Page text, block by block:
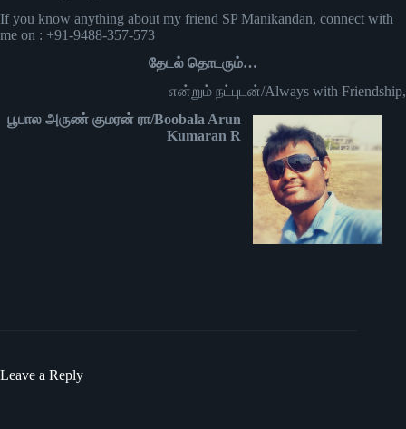
If you know anything about my friend SP Manikandan, connect with
me on : +91-9488-357-573
தேடல் தொடரும்…
என்றும் நட்புடன்/Always with Friendship,
பூபால அருண் குமரன் ரா/Boobala Arun
Kumaran R
Leave a Reply